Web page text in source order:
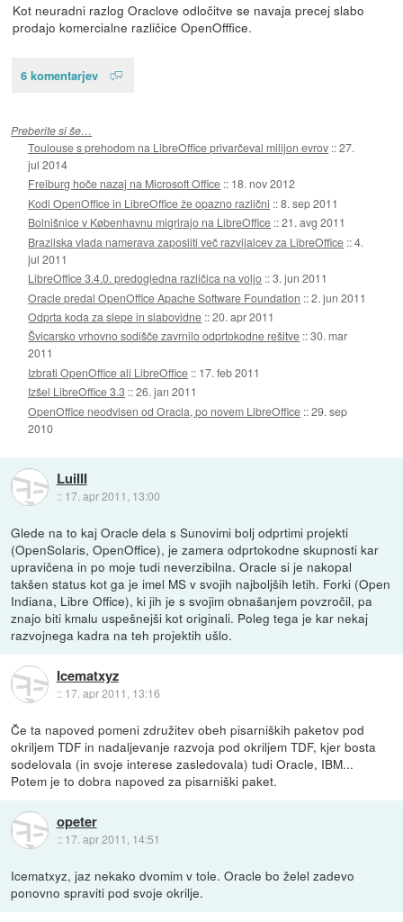
Kot neuradni razlog Oraclove odločitve se navaja precej slabo
prodajo komercialne različice OpenOfffice.
6 komentarjev
Preberite si še…
Toulouse s prehodom na LibreOffice privarčeval milijon evrov ::27.
jul 2014
Freiburg hoče nazaj na Microsoft Office :: 18. nov 2012
Kodi OpenOffice in LibreOffice že opazno različni ::8. sep 2011
Bolnišnice v Københavnu migrirajo na LibreOffice ::21. avg 2011
Brazilska vlada namerava zaposliti več razvijalcev za LibreOffice ::4.
jul 2011
LibreOffice 3.4.0. predogledna različica na voljo ::3. jun 2011
Oracle predal OpenOffice Apache Software Foundation ::2. jun 2011
Odprta koda za slepe in slabovidne ::20. apr 2011
Švicarsko vrhovno sodišče zavrnilo odprtokodne rešitve ::30. mar
2011
Izbrati OpenOffice ali LibreOffice :: 17. feb 2011
Izšel LibreOffice 3.3 ::26. jan 2011
OpenOffice neodvisen od Oracla, po novem LibreOffice ::29. sep
2010
LuiIII
:: 17. apr 2011, 13:00
Glede na to kaj Oracle dela s Sunovimi bolj odprtimi projekti
(OpenSolaris, OpenOffice), je zamera odprtokodne skupnosti kar
upravičena in po moje tudi neverzibilna. Oracle si je nakopal
takšen status kot ga je imel MS v svojih najboljših letih. Forki (Open
Indiana, Libre Office), ki jih je s svojim obnašanjem povzročil, pa
znajo biti kmalu uspešnejši kot originali. Poleg tega je kar nekaj
razvojnega kadra na teh projektih ušlo.
Icematxyz
:: 17. apr 2011, 13:16
Če ta napoved pomeni združitev obeh pisarniških paketov pod
okriljem TDF in nadaljevanje razvoja pod okriljem TDF, kjer bosta
sodelovala (in svoje interese zasledovala) tudi Oracle, IBM...
Potem je to dobra napoved za pisarniški paket.
opeter
:: 17. apr 2011, 14:51
Icematxyz, jaz nekako dvomim v tole. Oracle bo želel zadevo
ponovno spraviti pod svoje okrilje.